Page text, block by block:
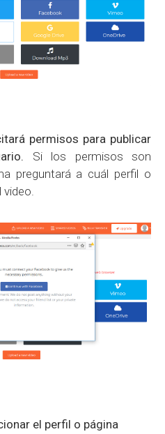
permisos para publicar
Si los permisos son
preguntará a cuál perfil o
video.
el perfil o página